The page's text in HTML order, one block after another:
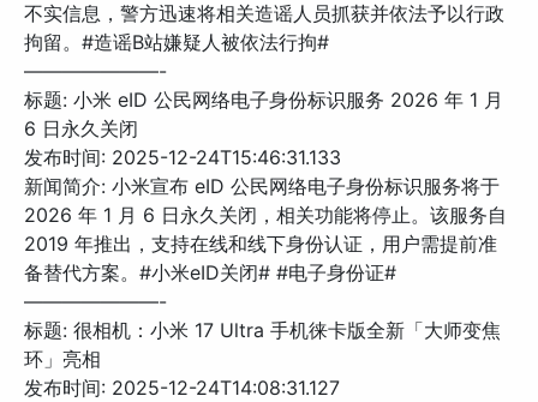
不实信息，警方迅速将相关造谣人员抓获并依法予以行政
拘留。#造谣B站嫌疑人被依法行拘#
———————-
标题: 小米 eID 公民网络电子身份标识服务 2026 年 1 月
6 日永久关闭
发布时间: 2025-12-24T15:46:31.133
新闻简介: 小米宣布 eID 公民网络电子身份标识服务将于
2026 年 1 月 6 日永久关闭，相关功能将停止。该服务自
2019 年推出，支持在线和线下身份认证，用户需提前准
备替代方案。#小米eID关闭# #电子身份证#
———————-
标题: 很相机：小米 17 Ultra 手机徕卡版全新「大师变焦
环」亮相
发布时间: 2025-12-24T14:08:31.127